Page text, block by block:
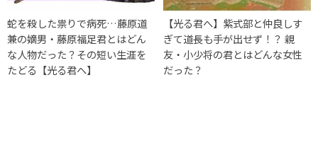
蛇を殺した祟りで病死…藤原道
兼の嫡男・藤原福足君とはどん
な人物だった？その短い生涯を
たどる【光る君へ】
【光る君へ】紫式部と仲良しす
ぎて道長も手が出せず！？ 親
友・小少将の君とはどんな女性
だった？